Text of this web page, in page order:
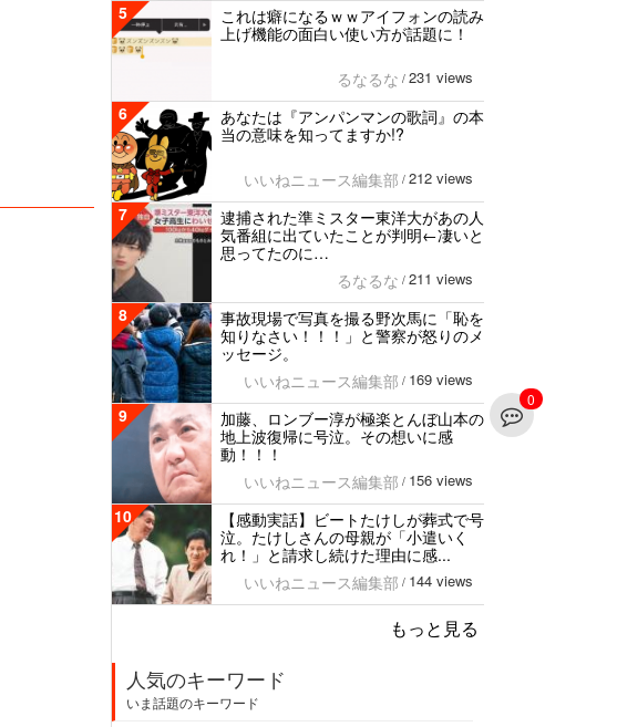
0
5
これは癖になるｗｗアイフォンの読み
上げ機能の面白い使い方が話題に！
るなるな / 231 views
6
あなたは『アンパンマンの歌詞』の本
当の意味を知ってますか!?
いいねニュース編集部 / 212 views
7
逮捕された準ミスター東洋大があの人
気番組に出ていたことが判明←凄いと
思ってたのに…
るなるな / 211 views
8
事故現場で写真を撮る野次馬に「恥を
知りなさい！！！」と警察が怒りのメ
ッセージ。
いいねニュース編集部 / 169 views
9
加藤、ロンブー淳が極楽とんぼ山本の
地上波復帰に号泣。その想いに感
動！！！
いいねニュース編集部 / 156 views
10
【感動実話】ビートたけしが葬式で号
泣。たけしさんの母親が「小遣いく
れ！」と請求し続けた理由に感...
いいねニュース編集部 / 144 views
もっと見る
人気のキーワード
いま話題のキーワード